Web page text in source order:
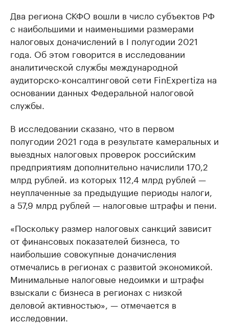
Два региона СКФО вошли в число субъектов РФ
с наибольшими и наименьшими размерами
налоговых доначислений в I полугодии 2021
года. Об этом говорится в исследовании
аналитической службы международной
аудиторско-консалтинговой сети FinExpertiza на
основании данных Федеральной налоговой
службы.
В исследовании сказано, что в первом
полугодии 2021 года в результате камеральных и
выездных налоговых проверок российским
предприятиям дополнительно начислили 170,2
млрд рублей. из которых 112,4 млрд рублей —
неуплаченные за предыдущие периоды налоги,
а 57,9 млрд рублей — налоговые штрафы и пени.
«Поскольку размер налоговых санкций зависит
от финансовых показателей бизнеса, то
наибольшие совокупные доначисления
отмечались в регионах с развитой экономикой.
Минимальные налоговые недоимки и штрафы
взыскали с бизнеса в регионах с низкой
деловой активностью», — отмечается в
исследовнии.